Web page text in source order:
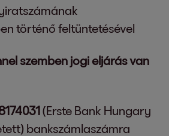
történő feltüntetésével
szemben jogi eljárás van
(Erste Bank Hungary
bankszámlaszámra